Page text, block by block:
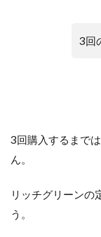
3回
3回購入するまで
ん。
リッチグリーンの
う。